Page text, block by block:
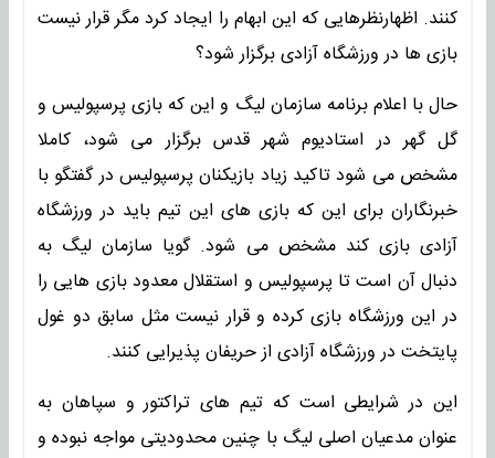
کنند. اظهارنظرهایی که این ابهام را ایجاد کرد مگر قرار نیست
بازی ها در ورزشگاه آزادی برگزار شود؟
حال با اعلام برنامه سازمان لیگ و این که بازی پرسپولیس و
گل گهر در استادیوم شهر قدس برگزار می شود، کاملا
مشخص می شود تاکید زیاد بازیکنان پرسپولیس در گفتگو با
خبرنگاران برای این که بازی های این تیم باید در ورزشگاه
آزادی بازی کند مشخص می شود. گویا سازمان لیگ به
دنبال آن است تا پرسپولیس و استقلال معدود بازی هایی را
در این ورزشگاه بازی کرده و قرار نیست مثل سابق دو غول
پایتخت در ورزشگاه آزادی از حریفان پذیرایی کنند.
این در شرایطی است که تیم های تراکتور و سپاهان به
عنوان مدعیان اصلی لیگ با چنین محدودیتی مواجه نبوده و